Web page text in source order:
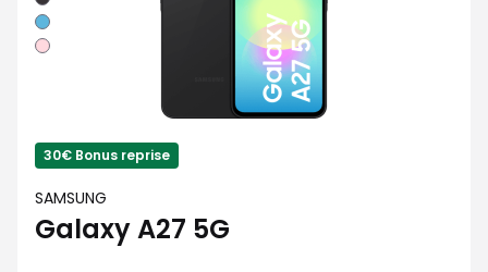
Bleu
Rose
30€ Bonus reprise
SAMSUNG
Galaxy A27 5G